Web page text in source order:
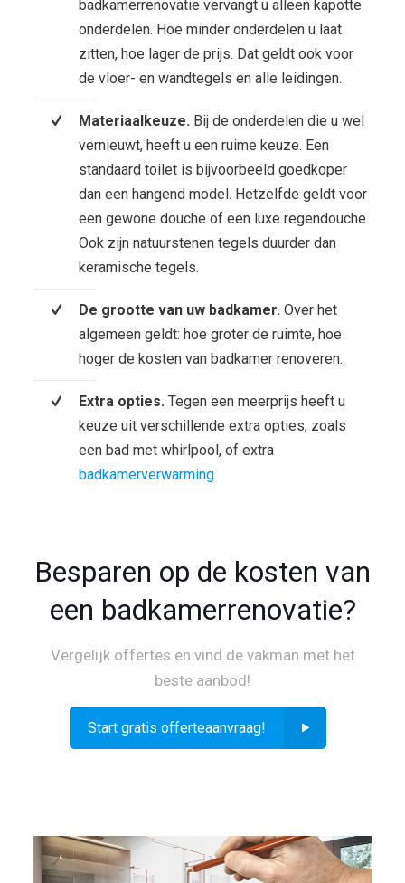
badkamerrenovatie vervangt u alleen kapotte
onderdelen. Hoe minder onderdelen u laat
zitten, hoe lager de prijs. Dat geldt ook voor
de vloer- en wandtegels en alle leidingen.
Materiaalkeuze. Bij de onderdelen die u wel
vernieuwt, heeft u een ruime keuze. Een
standaard toilet is bijvoorbeeld goedkoper
dan een hangend model. Hetzelfde geldt voor
een gewone douche of een luxe regendouche.
Ook zijn natuurstenen tegels duurder dan
keramische tegels.
De grootte van uw badkamer. Over het
algemeen geldt: hoe groter de ruimte, hoe
hoger de kosten van badkamer renoveren.
Extra opties. Tegen een meerprijs heeft u
keuze uit verschillende extra opties, zoals
een bad met whirlpool, of extra
badkamerverwarming.
Besparen op de kosten van
een badkamerrenovatie?
Vergelijk offertes en vind de vakman met het
beste aanbod!
Start gratis offerteaanvraag!